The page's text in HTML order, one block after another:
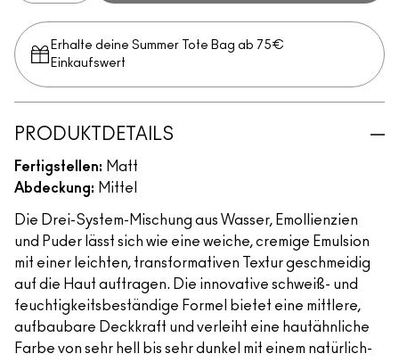
Erhalte deine Summer Tote Bag ab 75€
Einkaufswert​
PRODUKTDETAILS
Fertigstellen: Matt
Abdeckung: Mittel
Die Drei-System-Mischung aus Wasser, Emollienzien
und Puder lässt sich wie eine weiche, cremige Emulsion
mit einer leichten, transformativen Textur geschmeidig
auf die Haut auftragen. Die innovative schweiß- und
feuchtigkeitsbeständige Formel bietet eine mittlere,
aufbaubare Deckkraft und verleiht eine hautähnliche
Farbe von sehr hell bis sehr dunkel mit einem natürlich-